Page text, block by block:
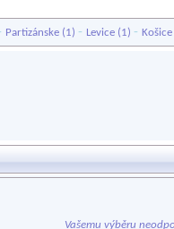
Partizánske (1) - Levice (1) - Košice
Vašemu výběru